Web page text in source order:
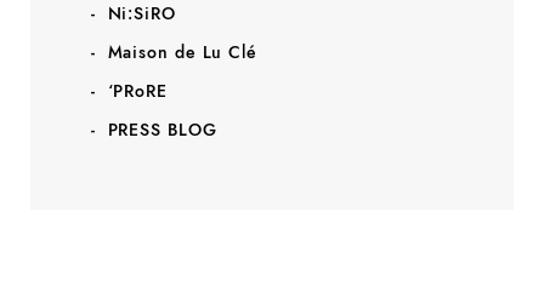
Ni:SiRO
Maison de Lu Clé
‘PRoRE
PRESS BLOG